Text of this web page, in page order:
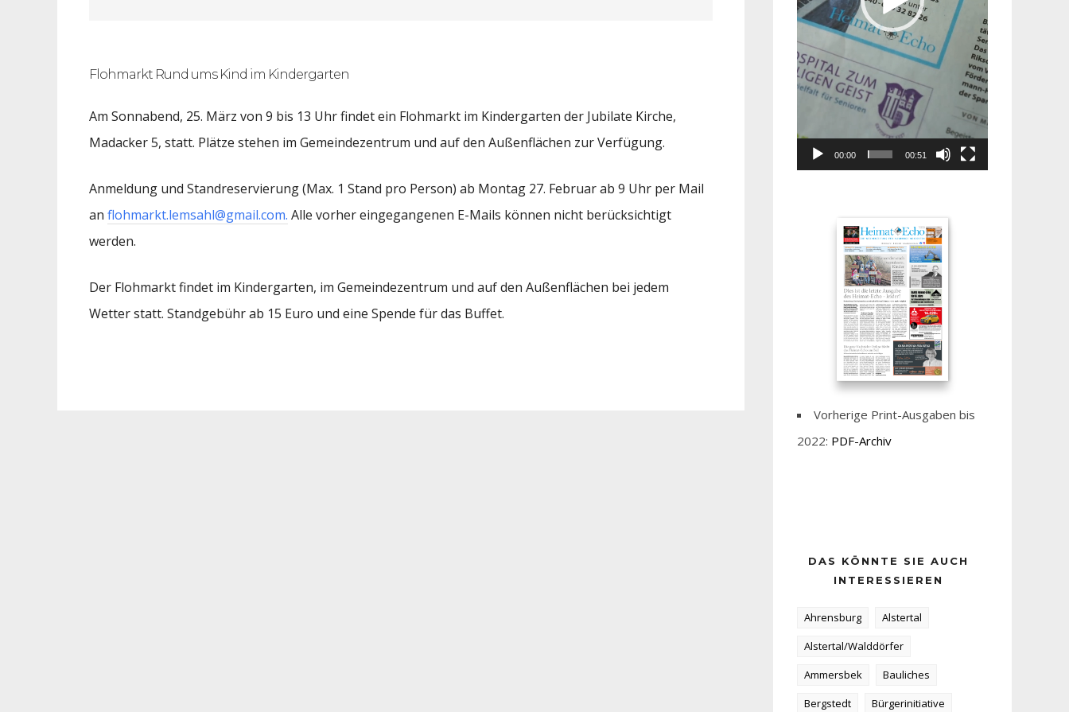
Flohmarkt Rund ums Kind im Kindergarten
Am Sonnabend, 25. März von 9 bis 13 Uhr findet ein Flohmarkt im Kindergarten der Jubilate Kirche,
Madacker 5, statt. Plätze stehen im Gemeindezentrum und auf den Außenflächen zur Verfügung.
Anmeldung und Standreservierung(Max. 1 Stand pro Person) ab Montag 27. Februar ab 9 Uhr per Mail
an flohmarkt.lemsahl@gmail.com. Alle vorher eingegangenen E-Mails können nicht berücksichtigt
werden.
Der Flohmarkt findet im Kindergarten, im Gemeindezentrum und auf den Außenflächen bei jedem
Wetter statt. Standgebühr ab 15 Euro und eine Spende für das Buffet.
00:00 00:51
Vorherige Print-Ausgaben bis
2022: PDF-Archiv
DAS KÖNNTE SIE AUCH
INTERESSIEREN
Ahrensburg
Alstertal
Alstertal/Walddörfer
Ammersbek
Bauliches
Bergstedt
Bürgerinitiative